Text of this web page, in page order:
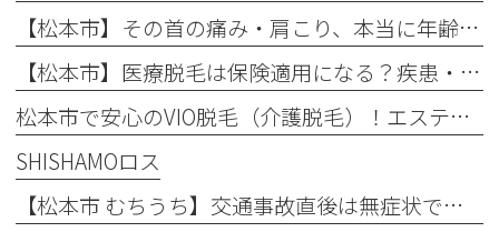
【松本市】その首の痛み・肩こり、本当に年齢のせい？知っておきたい「首の危険信号」
【松本市】医療脱毛は保険適用になる？疾患・肌荒れに悩む方へ整形外科での脱毛を徹底解説！
松本市で安心のVIO脱毛（介護脱毛）！エステとの違いや回数を解説
SHISHAMOロス
【松本市 むちうち】交通事故直後は無症状でも要注意！後遺症を防ぐ早期受診と自賠責保険のポイント